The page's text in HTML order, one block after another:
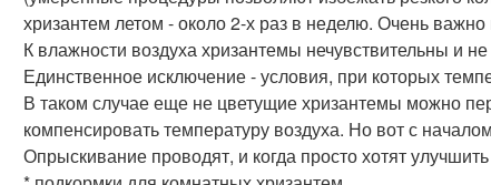
хризантем летом - около 2-х раз в неделю. Очень
К влажности воздуха хризантемы нечувствительны и
Единственное исключение - условия, при которых
В таком случае еще не цветущие хризантемы можно
компенсировать температуру воздуха. Но вот с
Опрыскивание проводят, и когда просто хотят